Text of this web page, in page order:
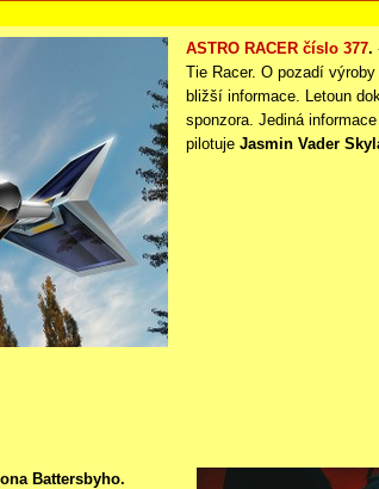
ASTRO RACER číslo 377.
Tie Racer. O pozadí
bližší informace. Letoun
sponzora. Jediná
pilotuje Jasmin Vader
Battersbyho.